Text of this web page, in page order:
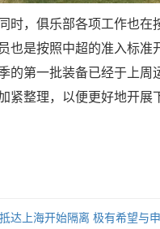
时，俱乐部各项工作也在
也是按照中超的准入标准
的第一批装备已经于上周
紧整理，以便更好地开展
达上海开始隔离 极有希望与